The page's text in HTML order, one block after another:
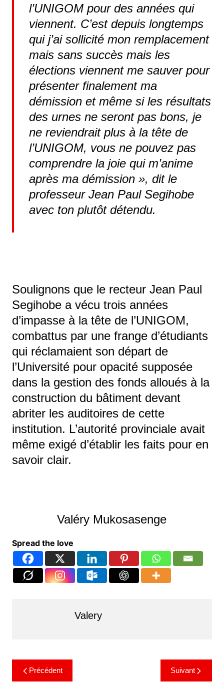
l’UNIGOM pour des années qui
viennent. C’est depuis longtemps
qui j’ai sollicité mon remplacement
mais sans succès mais les
élections viennent me sauver pour
présenter finalement ma
démission et même si les résultats
des urnes ne seront pas bons, je
ne reviendrait plus à la tête de
l’UNIGOM, vous ne pouvez pas
comprendre la joie qui m’anime
après ma démission », dit le
professeur Jean Paul Segihobe
avec ton plutôt détendu.
Soulignons que le recteur Jean Paul
Segihobe a vécu trois années
d’impasse à la tête de l’UNIGOM,
combattus par une frange d’étudiants
qui réclamaient son départ de
l’Université pour opacité supposée
dans la gestion des fonds alloués à la
construction du bâtiment devant
abriter les auditoires de cette
institution. L’autorité provinciale avait
même exigé d’établir les faits pour en
savoir clair.
Valéry Mukosasenge
Spread the love
Valery
Précédent Suivant